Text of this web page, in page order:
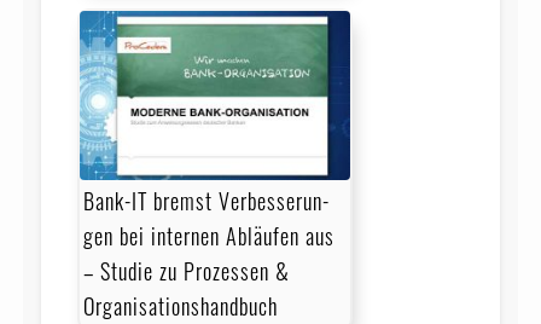
Bank-IT bremst Ver­bes­ser­un­
gen bei internen Abläufen aus
– Studie zu Prozessen &
Organisationshandbuch